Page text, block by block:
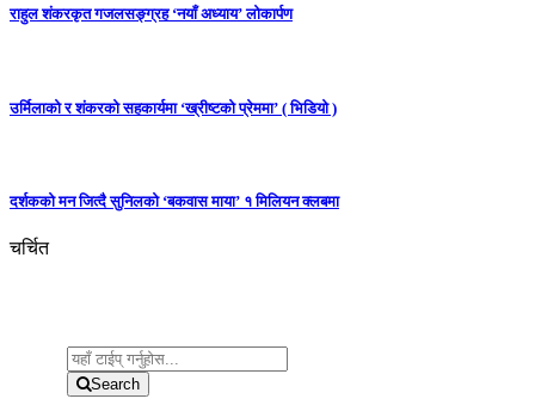
राहुल शंकरकृत गजलसङ्ग्रह ‘नयाँ अध्याय’ लोकार्पण
उर्मिलाको र शंकरको सहकार्यमा ‘ख्रीष्टको प्रेममा’ ( भिडियो )
दर्शकको मन जित्दै सुनिलको ‘बकवास माया’ १ मिलियन क्लबमा
चर्चित
Search